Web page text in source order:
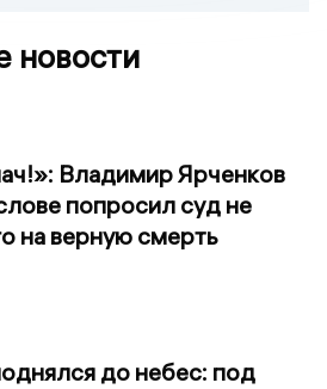
новости
Владимир Ярченков
попросил суд не
на верную смерть
до небес: под